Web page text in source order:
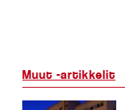
Muut -artikkelit